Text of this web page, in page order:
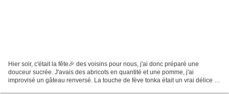
Hier soir, c'était la fête🎉 des voisins pour nous, j'ai donc préparé une
douceur sucrée. J'avais des abricots en quantité et une pomme, j'ai
improvisé un gâteau renversé. La touche de fève tonka était un vrai délice et